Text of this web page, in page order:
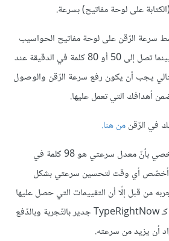
على لوحة مفاتيح) بسرعة.
سرعة الرّقن على لوحة مفاتيح الحواسيب
تبلغ 33 كلمة في الدقيقة، بينما تصل إلى 50 أو 80 كلمة في الدقيقة عند
يجب أن يكون رفع سرعة الرّقن والوصول
أهدافك التي تعمل عليها.
في الرّقنمن هنا.
أظهرت نتائج اختباري الشخصي بأنّ معدل سرعتي هو 98 كلمة في
لم أخصّص أي وقت لتحسين سرعتي بشكل
من قبل إلّا أن التقييمات التي حصل عليها
تُعطي الانطباع بأن برنامجًا كـ TypeRightNow جدير بالتّجربة وبالدّفع
أن يزيد من سرعته.